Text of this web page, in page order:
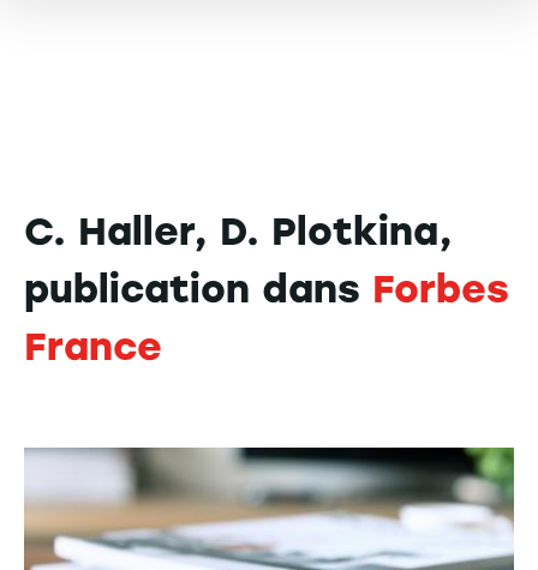
C. Haller, D. Plotkina,
publication dans Forbes
France